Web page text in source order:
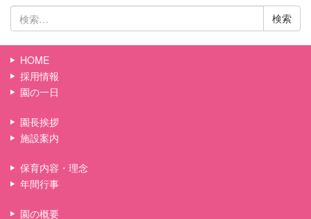
検
索:
HOME
採用情報
園の一日
園長挨拶
施設案内
保育内容・理念
年間行事
園の概要